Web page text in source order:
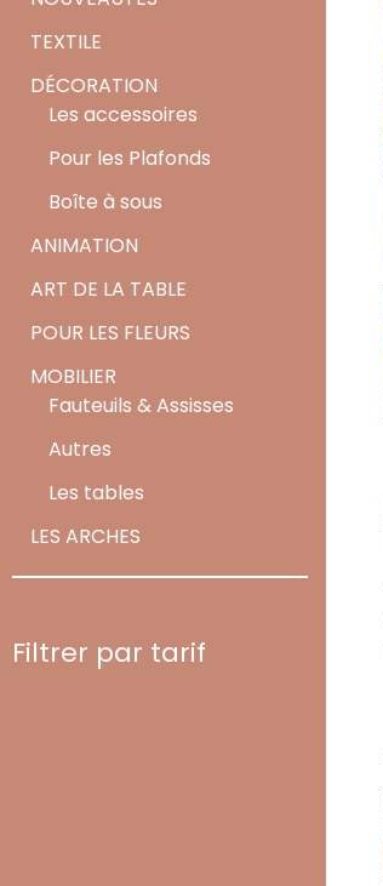
TEXTILE
DÉCORATION
Les accessoires
Pour les Plafonds
Boîte à sous
ANIMATION
ART DE LA TABLE
POUR LES FLEURS
MOBILIER
Fauteuils & Assisses
Autres
Les tables
LES ARCHES
Filtrer par tarif